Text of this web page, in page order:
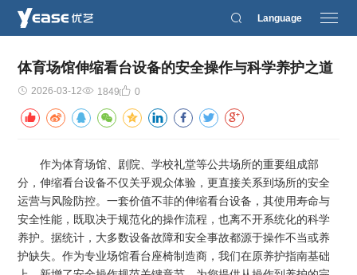
Language
体育场馆伸缩看台设备的安全操作与科学养护之道
2026-03-12 1849 0
作为体育场馆、剧院、学校礼堂等公共场所的重要组成部
分，伸缩看台设备不仅关乎观众体验，更直接关系到场所的安全
运营与风险防控。一套价值不菲的伸缩看台设备，其使用寿命与
安全性能，既取决于规范化的操作流程，也离不开系统化的科学
养护。据统计，大多数设备故障和安全事故都源于操作不当或养
护缺失。作为专业场馆看台座椅制造商，我们在原养护指南基础